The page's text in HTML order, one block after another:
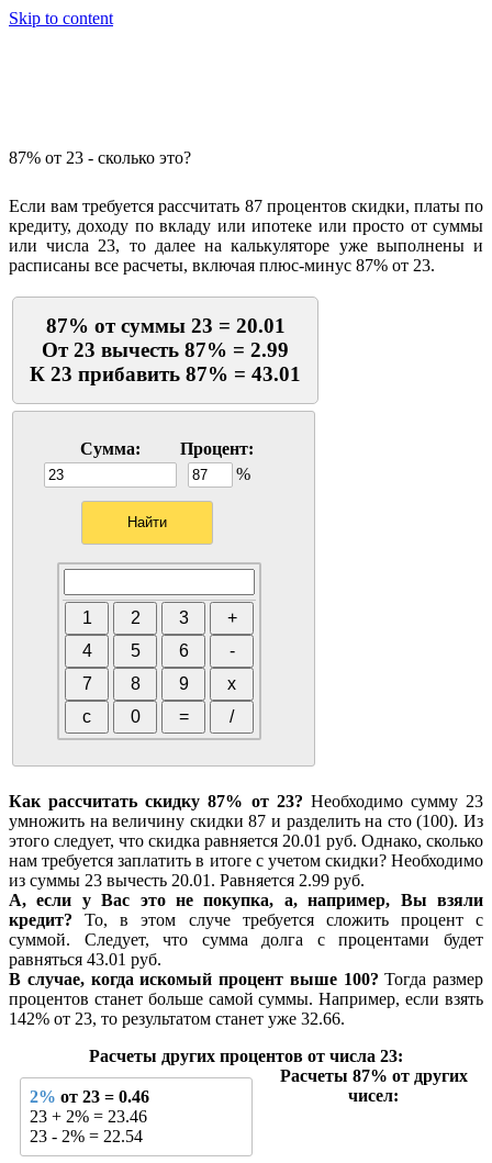
Skip to content
87% от 23 - сколько это?
Если вам требуется рассчитать 87 процентов скидки, платы по
кредиту, доходу по вкладу или ипотеке или просто от суммы
или числа 23, то далее на калькуляторе уже выполнены и
расписаны все расчеты, включая плюс-минус 87% от 23.
87% от суммы 23 = 20.01
От 23 вычесть 87% = 2.99
К 23 прибавить 87% = 43.01
Сумма:
Процент:
%
Как рассчитать скидку 87% от 23? Необходимо сумму 23
умножить на величину скидки 87 и разделить на сто (100). Из
этого следует, что скидка равняется 20.01 руб. Однако, сколько
нам требуется заплатить в итоге с учетом скидки? Необходимо
из суммы 23 вычесть 20.01. Равняется 2.99 руб.
А, если у Вас это не покупка, а, например, Вы взяли
кредит? То, в этом случе требуется сложить процент с
суммой. Следует, что сумма долга с процентами будет
равняться 43.01 руб.
В случае, когда искомый процент выше 100? Тогда размер
процентов станет больше самой суммы. Например, если взять
142% от 23, то результатом станет уже 32.66.
Расчеты других процентов от числа 23:
2% от 23 = 0.46
23 + 2% = 23.46
23 - 2% = 22.54
Расчеты 87% от других
чисел: